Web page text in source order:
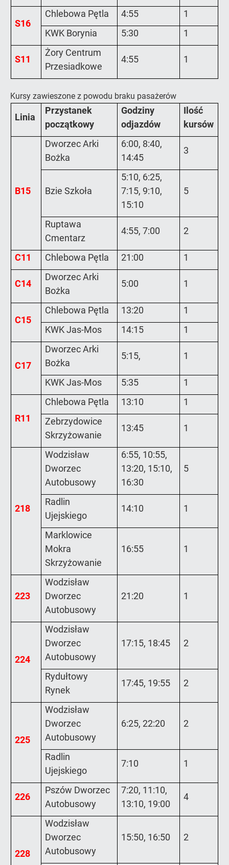
S16
Chlebowa Pętla 4:55
1
KWK Borynia
5:30 1
S11
Żory Centrum
Przesiadkowe
4:55 1
Kursy zawieszone z powodu braku pasażerów
Linia
Przystanek
początkowy
Godziny
odjazdów
Ilość
kursów
B15
Dworzec Arki
Bożka
6:00, 8:40,
14:45
3
Bzie Szkoła
5:10, 6:25,
7:15, 9:10,
15:10
5
Ruptawa
Cmentarz
4:55, 7:00 2
C11 Chlebowa Pętla 21:00 1
C14
Dworzec Arki
Bożka
5:00 1
C15
Chlebowa Pętla 13:20
1
KWK Jas-Mos
14:15 1
C17
Dworzec Arki
Bożka
5:15, 1
KWK Jas-Mos 5:35 1
R11
Chlebowa Pętla 13:10
1
Zebrzydowice
Skrzyżowanie
13:45 1
218
Wodzisław
Dworzec
Autobusowy
6:55, 10:55,
13:20, 15:10,
16:30
5
Radlin
Ujejskiego
14:10 1
Marklowice
Mokra
Skrzyżowanie
16:55 1
223
Wodzisław
Dworzec
Autobusowy
21:20 1
224
Wodzisław
Dworzec
Autobusowy
17:15, 18:45 2
Rydułtowy
Rynek
17:45, 19:55 2
225
Wodzisław
Dworzec
Autobusowy
6:25, 22:20 2
Radlin
Ujejskiego
7:10 1
226
Pszów Dworzec
Autobusowy
7:20, 11:10,
13:10, 19:00
4
228
Wodzisław
Dworzec
Autobusowy
15:50, 16:50 2